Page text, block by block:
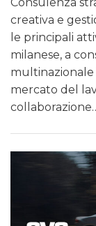
creativa e
le principali
milanese, a
multinazionale
mercato del